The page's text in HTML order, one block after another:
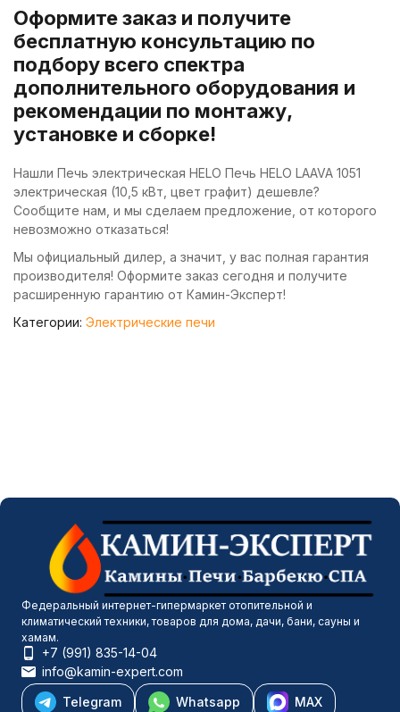
Оформите заказ и получите
бесплатную консультацию по
подбору всего спектра
дополнительного оборудования и
рекомендации по монтажу,
установке и сборке!
Нашли Печь электрическая HELO Печь HELO LAAVA 1051
электрическая (10,5 кВт, цвет графит) дешевле?
Сообщите нам, и мы сделаем предложение, от которого
невозможно отказаться!
Мы официальный дилер, а значит, у вас полная гарантия
производителя! Оформите заказ сегодня и получите
расширенную гарантию от Камин-Эксперт!
Категории: Электрические печи
Федеральный интернет-гипермаркет отопительной и
климатический техники, товаров для дома, дачи, бани, сауны и
хамам.
+7 (991) 835-14-04
info@kamin-expert.com
Telegram
Whatsapp MAX